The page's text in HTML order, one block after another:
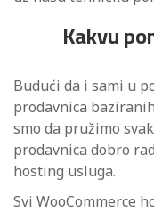
Kakvu
Budući da i sami u
prodavnica
smo da pružimo
prodavnica dobro
hosting usluga.
Svi WooCommerce